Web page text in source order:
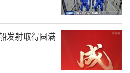
发射取得圆满